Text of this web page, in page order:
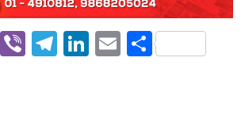
WhatsApp
ViberTelegram
LinkedIn
EmailShare